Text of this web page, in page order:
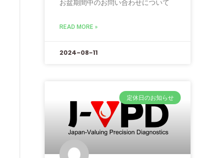
お盆期間中のお問い合わせについて
READ MORE »
2024-08-11
定休日のお知らせ